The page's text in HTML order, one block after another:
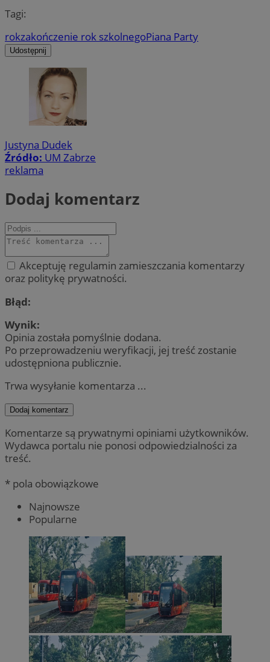
Tagi:
rokzakończenie rok szkolnegoPiana Party
Udostępnij
Justyna Dudek
Źródło: UM Zabrze
reklama
Dodaj komentarz
Akceptuję regulamin zamieszczania komentarzy
oraz politykę prywatności.
Błąd:
Wynik:
Opinia została pomyślnie dodana.
Po przeprowadzeniu weryfikacji, jej treść zostanie
udostępniona publicznie.
Trwa wysyłanie komentarza ...
Dodaj komentarz
Komentarze są prywatnymi opiniami użytkowników.
Wydawca portalu nie ponosi odpowiedzialności za
treść.
* pola obowiązkowe
Najnowsze
Popularne